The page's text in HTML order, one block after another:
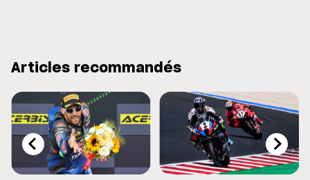
Articles recommandés